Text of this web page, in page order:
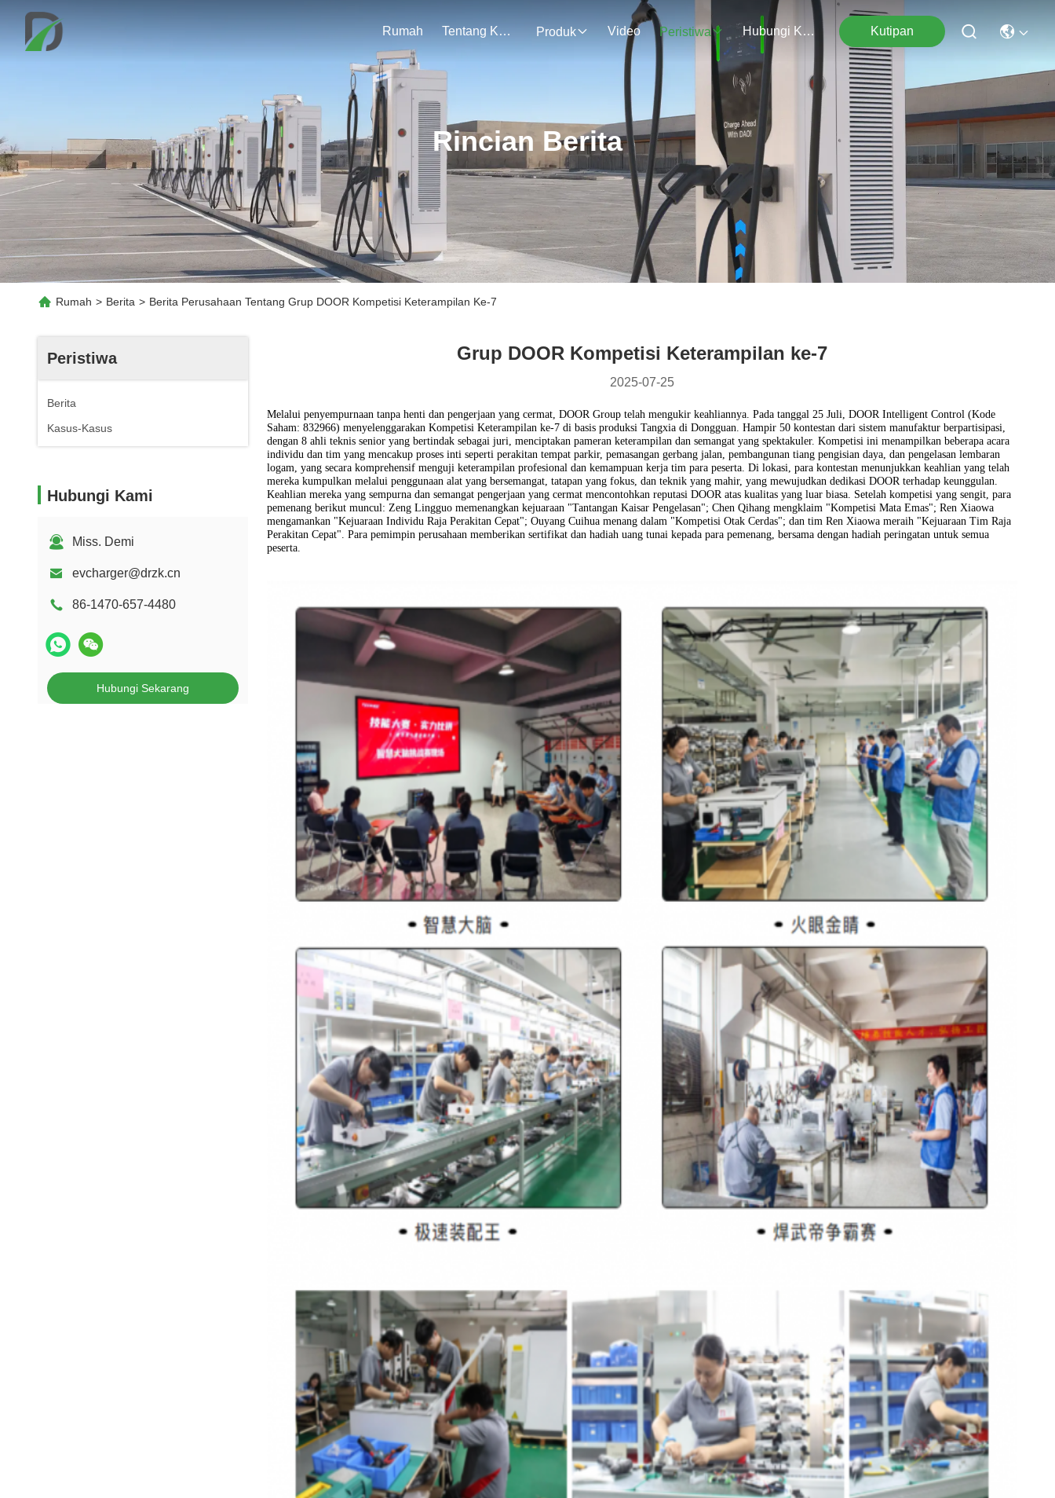
Rumah Tentang Kami Produk Video Peristiwa Hubungi Kami Kutipan
Rincian Berita
Rumah > Berita > Berita Perusahaan Tentang Grup DOOR Kompetisi Keterampilan Ke-7
Peristiwa
Berita
Kasus-Kasus
Hubungi Kami
Miss. Demi
evcharger@drzk.cn
86-1470-657-4480
Hubungi Sekarang
Grup DOOR Kompetisi Keterampilan ke-7
2025-07-25
Melalui penyempurnaan tanpa henti dan pengerjaan yang cermat, DOOR Group telah mengukir keahliannya. Pada tanggal 25 Juli, DOOR Intelligent Control (Kode
Saham: 832966) menyelenggarakan Kompetisi Keterampilan ke-7 di basis produksi Tangxia di Dongguan. Hampir 50 kontestan dari sistem manufaktur berpartisipasi,
dengan 8 ahli teknis senior yang bertindak sebagai juri, menciptakan pameran keterampilan dan semangat yang spektakuler. Kompetisi ini menampilkan beberapa acara
individu dan tim yang mencakup proses inti seperti perakitan tempat parkir, pemasangan gerbang jalan, pembangunan tiang pengisian daya, dan pengelasan lembaran
logam, yang secara komprehensif menguji keterampilan profesional dan kemampuan kerja tim para peserta. Di lokasi, para kontestan menunjukkan keahlian yang telah
mereka kumpulkan melalui penggunaan alat yang bersemangat, tatapan yang fokus, dan teknik yang mahir, yang mewujudkan dedikasi DOORterhadap keunggulan.
Keahlian mereka yang sempurna dan semangat pengerjaan yang cermat mencontohkan reputasi DOOR atas kualitas yang luar biasa. Setelah kompetisi yang sengit, para
pemenang berikut muncul: Zeng Lingguo memenangkan kejuaraan "Tantangan Kaisar Pengelasan"; Chen Qihang mengklaim "Kompetisi Mata Emas"; Ren Xiaowa
mengamankan "Kejuaraan Individu Raja Perakitan Cepat"; Ouyang Cuihua menang dalam "Kompetisi Otak Cerdas"; dan tim Ren Xiaowa meraih "Kejuaraan Tim Raja
Perakitan Cepat". Para pemimpin perusahaan memberikan sertifikat dan hadiah uang tunai kepada para pemenang, bersama dengan hadiah peringatan untuk semua
peserta.